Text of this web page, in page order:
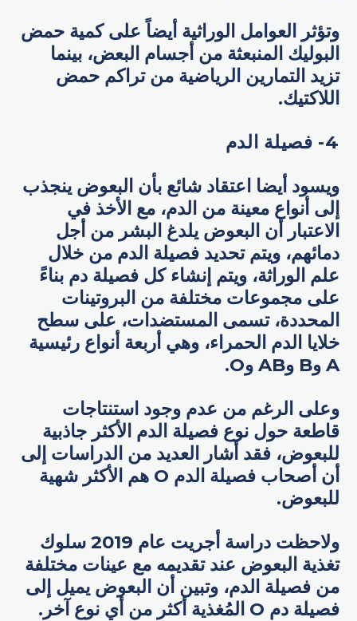
وتؤثر العوامل الوراثية أيضاً على كمية حمض
البوليك المنبعثة من أجسام البعض، بينما
تزيد التمارين الرياضية من تراكم حمض
اللاكتيك.
4- فصيلة الدم
ويسود أيضا اعتقاد شائع بأن البعوض ينجذب
إلى أنواع معينة من الدم، مع الأخذ في
الاعتبار أن البعوض يلدغ البشر من أجل
دمائهم، ويتم تحديد فصيلة الدم من خلال
علم الوراثة، ويتم إنشاء كل فصيلة دم بناءً
على مجموعات مختلفة من البروتينات
المحددة، تسمى المستضدات، على سطح
خلايا الدم الحمراء، وهي أربعة أنواع رئيسية
A وB وAB وO.
وعلى الرغم من عدم وجود استنتاجات
قاطعة حول نوع فصيلة الدم الأكثر جاذبية
للبعوض، فقد أشار العديد من الدراسات إلى
أن أصحاب فصيلة الدم O هم الأكثر شهية
للبعوض.
ولاحظت دراسة أجريت عام 2019 سلوك
تغذية البعوض عند تقديمه مع عينات مختلفة
من فصيلة الدم، وتبين أن البعوض يميل إلى
فصيلة دم O المُغذية أكثر من أي نوع آخر.